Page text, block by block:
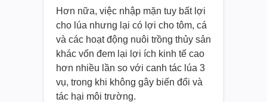
Hơn nữa, việc nhập mặn tuy bất lợi
cho lúa nhưng lại có lợi cho tôm, cá
và các hoạt động nuôi trồng thủy sản
khác vốn đem lại lợi ích kinh tế cao
hơn nhiều lần so với canh tác lúa 3
vụ, trong khi không gây biến đổi và
tác hại môi trường.